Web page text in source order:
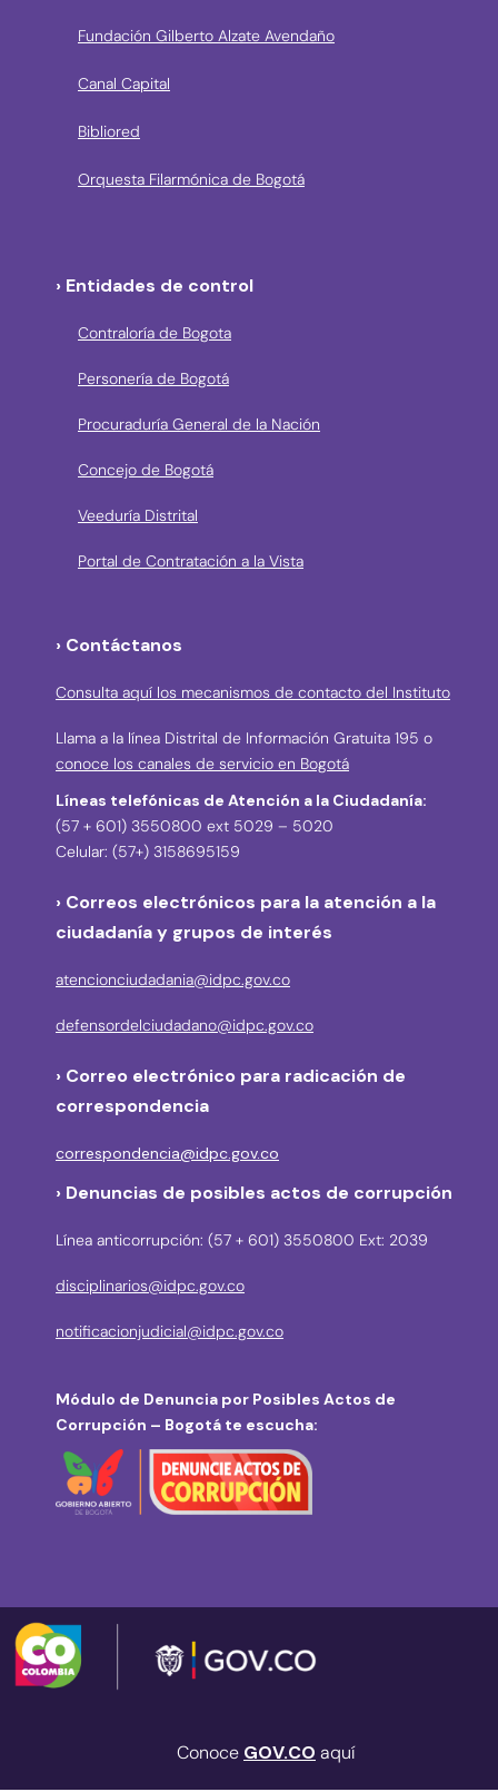
Fundación Gilberto Alzate Avendaño
Canal Capital
Bibliored
Orquesta Filarmónica de Bogotá
› Entidades de control
Contraloría de Bogota
Personería de Bogotá
Procuraduría General de la Nación
Concejo de Bogotá
Veeduría Distrital
Portal de Contratación a la Vista
› Contáctanos
Consulta aquí los mecanismos de contacto del Instituto
Llama a la línea Distrital de Información Gratuita 195 o
conoce los canales de servicio en Bogotá
Líneas telefónicas de Atención a la Ciudadanía:
(57 + 601) 3550800 ext 5029 – 5020
Celular: (57+) 3158695159
› Correos electrónicos para la atención a la
ciudadanía y grupos de interés
atencionciudadania@idpc.gov.co
defensordelciudadano@idpc.gov.co
› Correo electrónico para radicación de
correspondencia
correspondencia@idpc.gov.co
› Denuncias de posibles actos de corrupción
Línea anticorrupción: (57 + 601) 3550800 Ext: 2039
disciplinarios@idpc.gov.co
notificacionjudicial@idpc.gov.co
Módulo de Denuncia por Posibles Actos de
Corrupción – Bogotá te escucha:
Conoce GOV.CO aquí